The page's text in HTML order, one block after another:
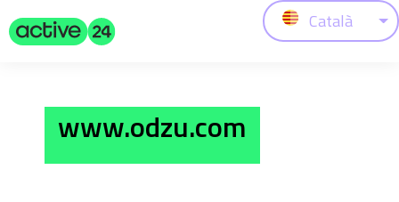
Català
www.odzu.com